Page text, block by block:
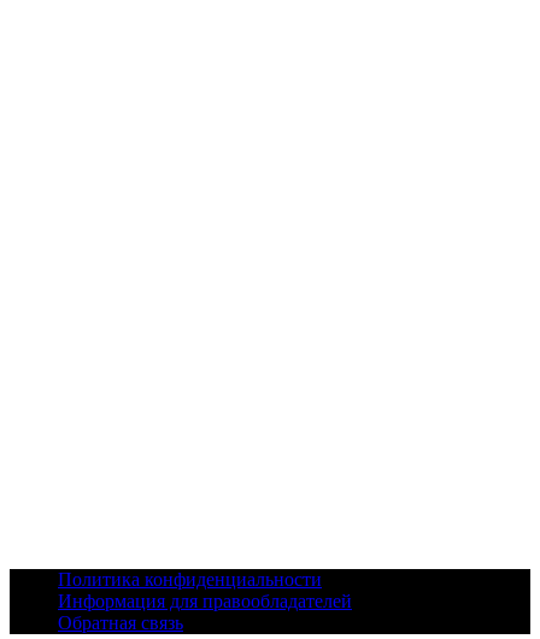
content
Политика конфиденциальности
Информация для правообладателей
Обратная связь